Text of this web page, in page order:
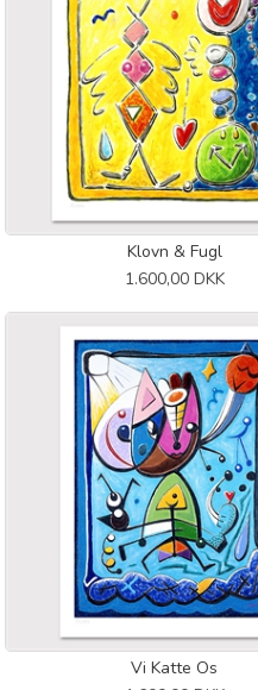
Klovn & Fugl
1.600,00 DKK
Vi Katte Os